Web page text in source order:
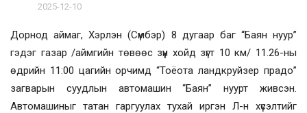
2025-12-10
Дорнод аймаг, Хэрлэн (Сүмбэр) 8 дугаар баг “Баян нуур”
гэдэг газар /аймгийн төвөөс зүүн хойд зүгт 10 км/ 11.26-ны
өдрийн 11:00 цагийн орчимд “Тоёота ландкруйзер прадо”
загварын суудлын автомашин “Баян” нуурт живсэн.
Автомашиныг татан гаргуулах тухай иргэн Л-н хүсэлтийг